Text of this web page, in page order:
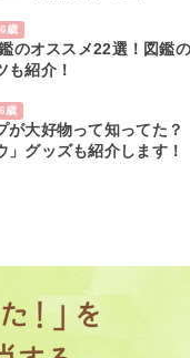
歳
のオススメ22選！図鑑の
も紹介！
歳
が大好物って知ってた？
グッズも紹介します！